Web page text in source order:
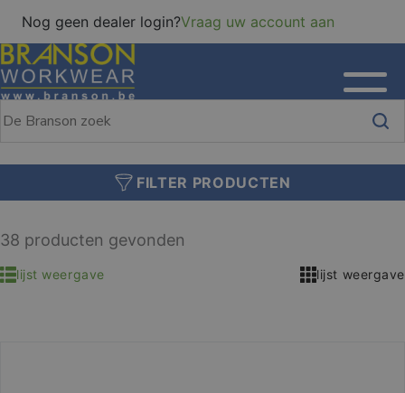
Nog geen dealer login?Vraag uw account aan
FILTER PRODUCTEN
38 producten gevonden
lijst weergave lijst weergave